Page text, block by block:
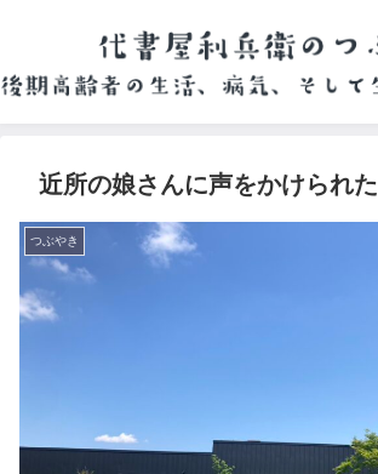
近所の娘さんに声をかけられた
つぶやき